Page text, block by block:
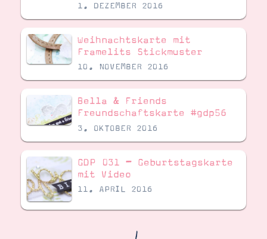
Demonstrator werden
Gutscheine
Produkte erklärt
Über mich
Über Stampin’ Up!
Tipps & Tricks
Ordnungstipps
1. DEZEMBER 2016
Weihnachtskarte mit
Framelits Stickmuster
10. NOVEMBER 2016
Bella & Friends
Freundschaftskarte #gdp56
3. OKTOBER 2016
GDP 031 – Geburtstagskarte
mit Video
11. APRIL 2016